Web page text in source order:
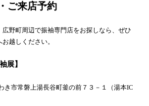
ご来店予約
広野町周辺で振袖専門店をお探しなら、ぜひ
越しください。
展】
き市常磐上湯長谷町釜の前７３－１（湯本IC